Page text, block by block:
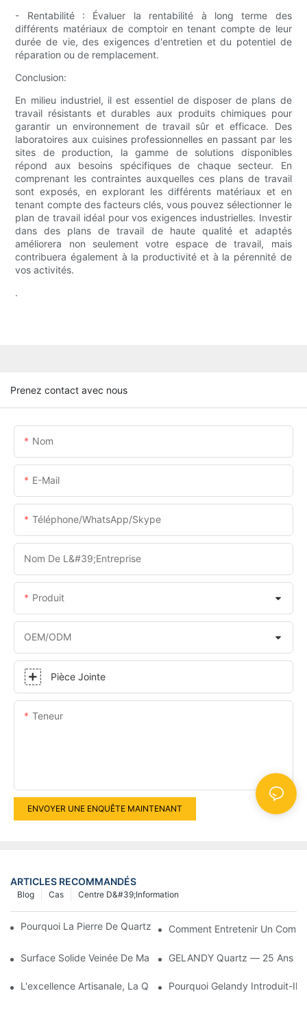
- Rentabilité : Évaluer la rentabilité à long terme des
différents matériaux de comptoir en tenant compte de leur
durée de vie, des exigences d'entretien et du potentiel de
réparation ou de remplacement.
Conclusion:
En milieu industriel, il est essentiel de disposer de plans de
travail résistants et durables aux produits chimiques pour
garantir un environnement de travail sûr et efficace. Des
laboratoires aux cuisines professionnelles en passant par les
sites de production, la gamme de solutions disponibles
répond aux besoins spécifiques de chaque secteur. En
comprenant les contraintes auxquelles ces plans de travail
sont exposés, en explorant les différents matériaux et en
tenant compte des facteurs clés, vous pouvez sélectionner le
plan de travail idéal pour vos exigences industrielles. Investir
dans des plans de travail de haute qualité et adaptés
améliorera non seulement votre espace de travail, mais
contribuera également à la productivité et à la pérennité de
vos activités.
.
Prenez contact avec nous
Nom
E-Mail
Téléphone/WhatsApp/Skype
Nom De L&#39;entreprise
Produit
OEM/ODM
Pièce Jointe
Teneur
ENVOYER UNE ENQUÊTE MAINTENANT
ARTICLES RECOMMANDÉS
Centre D&#39;information
Cas
Blog
Pourquoi La Pierre De Quartz Est-Elle Devenue Si Populaire ?
Comment Entretenir Un
Surface Solide Veinée De Marbre GELANDY Quartz — 25 Ans
L'excellence Artisanale, La Quête De La Perfection : L'âme De
Pourquoi Gelandy Introduit-Il